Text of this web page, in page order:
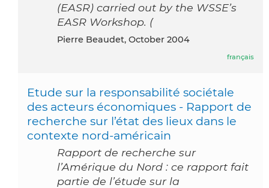
(EASR) carried out by the WSSE’s
EASR Workshop. (
Pierre Beaudet, October 2004
français
Etude sur la responsabilité sociétale
des acteurs économiques - Rapport de
recherche sur l’état des lieux dans le
contexte nord-américain
Rapport de recherche sur
l’Amérique du Nord : ce rapport fait
partie de l’étude sur la